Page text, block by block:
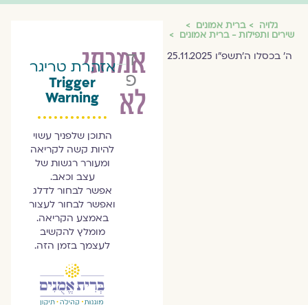
גלויה ברית אמונים
שירים ותפילות - ברית אמונים
ה׳ בכסלו ה׳תשפ״ו 25.11.2025
אמרתי
לא
דפנה
פלדמן
אזהרת טריגר
Trigger
Warning
התוכן שלפניך עשוי
להיות קשה לקריאה
ומעורר רגשות של
עצב וכאב.
אפשר לבחור לדלג
ואפשר לבחור לעצור
באמצע הקריאה.
מומלץ להקשיב
לעצמך בזמן הזה.